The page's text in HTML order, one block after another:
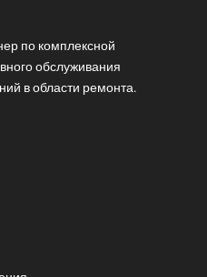
по комплексной
обслуживания
в области ремонта.